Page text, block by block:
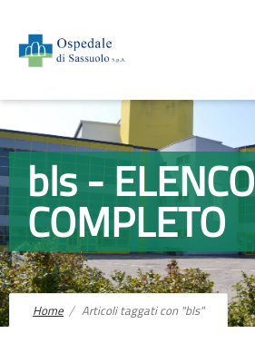
bls - ELENCO
COMPLETO
Home Articoli taggati con "bls"